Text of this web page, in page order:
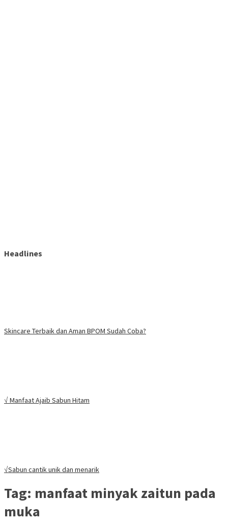
Headlines
Skincare Terbaik dan Aman BPOM Sudah Coba?
√ Manfaat Ajaib Sabun Hitam
√Sabun cantik unik dan menarik
Tag: manfaat minyak zaitun pada
muka